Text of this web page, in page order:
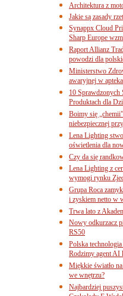
Architektura z
Jakie są zasady
Synappx Cloud
Sharp Europe
Raport Allianz
powodzi dla
Ministerstwo
awaryjnej w
10 Sprawdzonych
Produktach dla
Boimy się
niebezpiecznej
Lena Lighting
oświetlenia dla
Czy da się
Lena Lighting z
wymogi rynku
Grupa Roca
i zyskiem netto w
Trwa lato z
Nowy odkurzacz
RS50
Polska
Rodzimy agent AI
Miękkie światło
we wnętrzu?
Najbardziej